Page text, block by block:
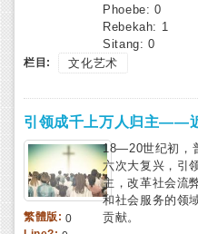
Phoebe: 0
Rebekah: 1
Sitang: 0
栏目: 文化艺术
引领成千上万人归主——
繁體版: 0
18—20世纪初，
六次大复兴，引
主，改革社会流
和社会服务的领
贡献。